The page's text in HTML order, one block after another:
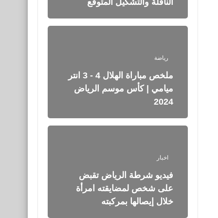
رياضة
ملخص مباراة الهلال 4 - 3 انتر
ميامي | كأس موسم الرياض
2024
اخبار
فيديو شرطة الرياض تقبض
على شخص لمضايقته امرأة
خلال إيصالها بمركبته